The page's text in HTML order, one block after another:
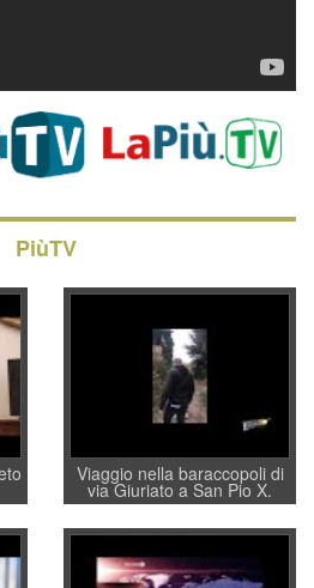
PiùTV
Viaggio nella baraccopoli di
via Giuriato a San Pio X.
Vicenza ai Vicentini: “faremo
un regalo di Natale ai
residenti”